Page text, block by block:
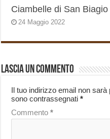
Ciambelle di San
24 Maggio 2022
Lascia un commento
Il tuo indirizzo email non sarà
sono contrassegnati*
Commento*